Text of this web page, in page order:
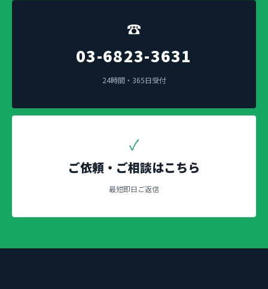
☎
03-6823-3631
24時間・365日受付
✓
ご依頼・ご相談はこちら
最短即日ご返信